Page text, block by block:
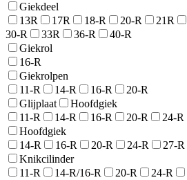
Giekdeel
13R
17R 18-R 20-R 21R
30-R
33R 36-R
40-R
Giekrol
16-R
Giekrolpen
11-R
14-R 16-R
20-R
Glijplaat
Hoofdgiek
11-R
14-R 16-R 20-R 24-R
Hoofdgiek
14-R
16-R 20-R 24-R
27-R
Knikcilinder
11-R
14-R/16-R 20-R 24-R